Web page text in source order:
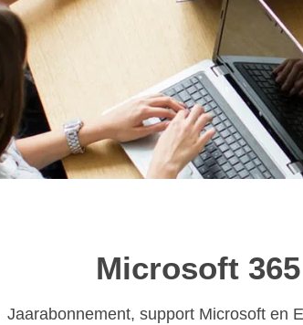
Microsoft
Jaarabonnement, support Microsoft en